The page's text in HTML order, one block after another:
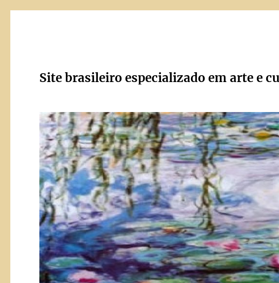
Site brasileiro especializado em arte e